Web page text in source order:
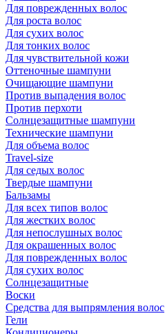
Для поврежденных волос
Для роста волос
Для сухих волос
Для тонких волос
Для чувствительной кожи
Оттеночные шампуни
Очищающие шампуни
Против выпадения волос
Против перхоти
Солнцезащитные шампуни
Технические шампуни
Для объема волос
Travel-size
Для седых волос
Твердые шампуни
Бальзамы
Для всех типов волос
Для жестких волос
Для непослушных волос
Для окрашенных волос
Для поврежденных волос
Для сухих волос
Солнцезащитные
Воски
Средства для выпрямления волос
Гели